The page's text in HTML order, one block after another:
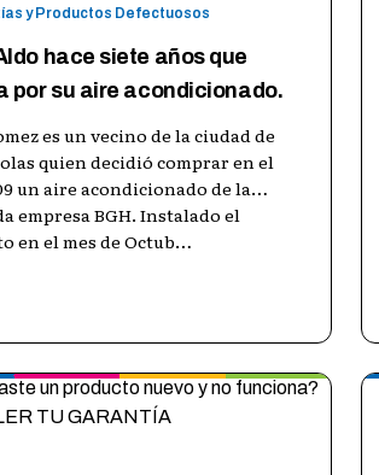
y Productos Defectuosos
hace siete años que
por su aire acondicionado.
es un vecino de la ciudad de
quien decidió comprar en el
un aire acondicionado de la
empresa BGH. Instalado el
en el mes de Octub…